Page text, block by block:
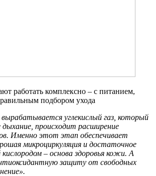
работать комплексно – с питанием,
подбором ухода
углекислый газ, который
происходит расширение
Именно этот этап обеспечивает
микроциркуляция и достаточное
– основа здоровья кожи. А
защиту от свободных